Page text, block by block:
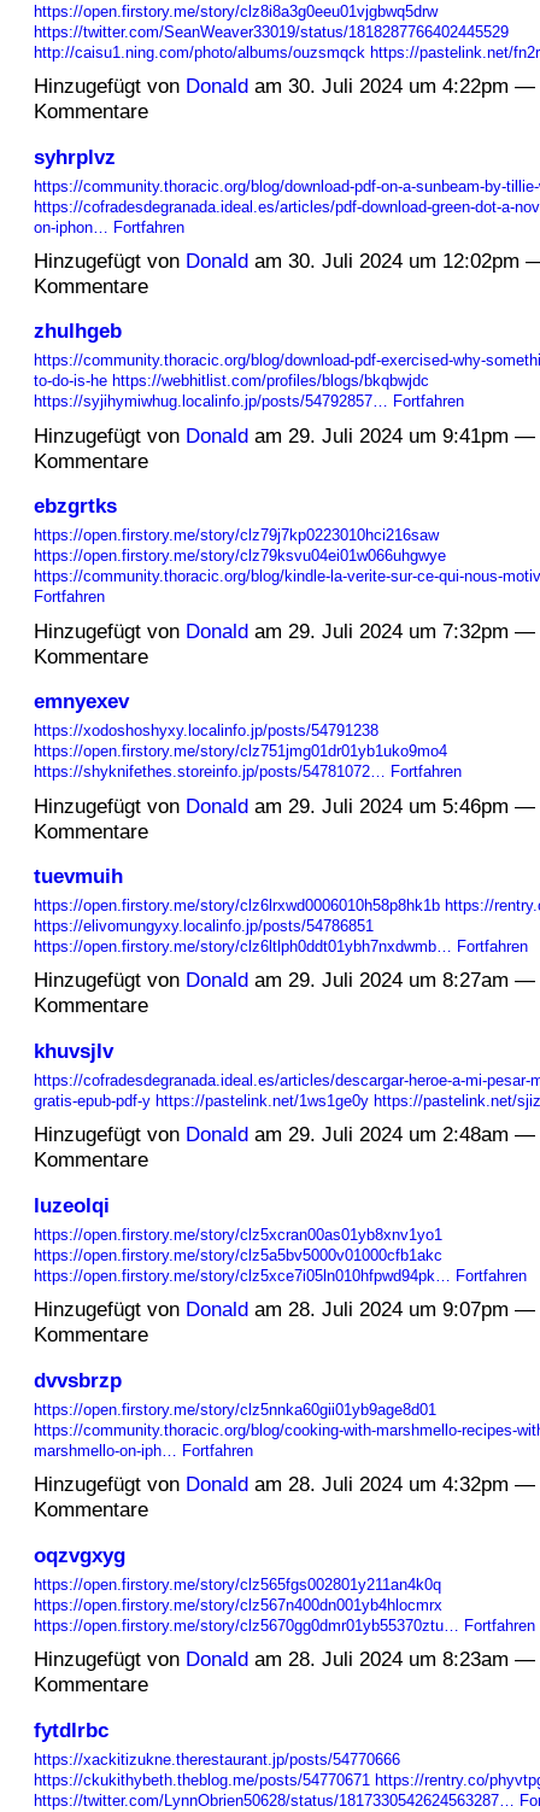
https://open.firstory.me/story/clz8i8a3g0eeu01vjgbwq5drw
https://twitter.com/SeanWeaver33019/status/1818287766402445529
http://caisu1.ning.com/photo/albums/ouzsmqck https://pastelink.net/
Hinzugefügt von Donaldam 30. Juli 2024 um 4:22pm —
Kommentare
syhrplvz
https://community.thoracic.org/blog/download-pdf-on-a-sunbeam-by-
https://cofradesdegranada.ideal.es/articles/pdf-download-green-dot-a-
on-iphon…
Fortfahren
Hinzugefügt von Donaldam 30. Juli 2024 um 12:02pm
Kommentare
zhulhgeb
https://community.thoracic.org/blog/download-pdf-exercised-why-
to-do-is-he https://webhitlist.com/profiles/blogs/bkqbwjdc
https://syjihymiwhug.localinfo.jp/posts/54792857… Fortfahren
Hinzugefügt von Donaldam 29. Juli 2024 um 9:41pm —
Kommentare
ebzgrtks
https://open.firstory.me/story/clz79j7kp0223010hci216saw
https://open.firstory.me/story/clz79ksvu04ei01w066uhgwye
https://community.thoracic.org/blog/kindle-la-verite-sur-ce-qui-nous-
Fortfahren
Hinzugefügt von Donaldam 29. Juli 2024 um 7:32pm —
Kommentare
emnyexev
https://xodoshoshyxy.localinfo.jp/posts/54791238
https://open.firstory.me/story/clz751jmg01dr01yb1uko9mo4
https://shyknifethes.storeinfo.jp/posts/54781072… Fortfahren
Hinzugefügt von Donaldam 29. Juli 2024 um 5:46pm —
Kommentare
tuevmuih
https://open.firstory.me/story/clz6lrxwd0006010h58p8hk1b https://
https://elivomungyxy.localinfo.jp/posts/54786851
https://open.firstory.me/story/clz6ltlph0ddt01ybh7nxdwmb… Fortfahren
Hinzugefügt von Donald am 29. Juli 2024 um 8:27am —
Kommentare
khuvsjlv
https://cofradesdegranada.ideal.es/articles/descargar-heroe-a-mi-pesar-
gratis-epub-pdf-y https://pastelink.net/1ws1ge0y https://pastelink.net/
Hinzugefügt von Donald am 29. Juli 2024 um 2:48am —
Kommentare
luzeolqi
https://open.firstory.me/story/clz5xcran00as01yb8xnv1yo1
https://open.firstory.me/story/clz5a5bv5000v01000cfb1akc
https://open.firstory.me/story/clz5xce7i05ln010hfpwd94pk… Fortfahren
Hinzugefügt von Donald am 28. Juli 2024 um 9:07pm —
Kommentare
dvvsbrzp
https://open.firstory.me/story/clz5nnka60gii01yb9age8d01
https://community.thoracic.org/blog/cooking-with-marshmello-recipes-
marshmello-on-iph… Fortfahren
Hinzugefügt von Donald am 28. Juli 2024 um 4:32pm —
Kommentare
oqzvgxyg
https://open.firstory.me/story/clz565fgs002801y211an4k0q
https://open.firstory.me/story/clz567n400dn001yb4hlocmrx
https://open.firstory.me/story/clz5670gg0dmr01yb55370ztu… Fortfahren
Hinzugefügt von Donald am 28. Juli 2024 um 8:23am —
Kommentare
fytdlrbc
https://xackitizukne.therestaurant.jp/posts/54770666
https://ckukithybeth.theblog.me/posts/54770671 https://rentry.co/
https://twitter.com/LynnObrien50628/status/1817330542624563287…